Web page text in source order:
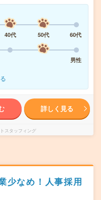
40代 50代
60代
男性
詳しく見る
スタッフィング
少なめ！人事採用